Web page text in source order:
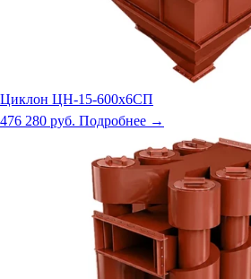
Циклон ЦН-15-600х6СП
476 280 руб. Подробнее →